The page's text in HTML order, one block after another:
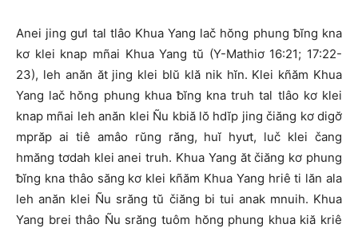
Anei jing gưl tal tlâo Khua Yang lač hŏng phung ƀĭng kna
kơ klei knap mñai Khua Yang tŭ (Y-Mathiơ 16:21; 17:22-
23), leh anăn ăt jing klei blŭ klă nik hĭn. Klei kñăm Khua
Yang lač hŏng phung khua ƀĭng kna truh tal tlâo kơ klei
knap mñai leh anăn klei Ñu kbiă lŏ hdĭp jing čiăng kơ digơ̆
mprăp ai tiê amâo rŭng răng, huĭ hyưt, luč klei čang
hmăng tơdah klei anei truh. Khua Yang ăt čiăng kơ phung
ƀĭng kna thâo săng kơ klei kñăm Khua Yang hriê ti lăn ala
leh anăn klei Ñu srăng tŭ čiăng bi tui anak mnuih. Khua
Yang brei thâo Ñu srăng tuôm hŏng phung khua kiă kriê